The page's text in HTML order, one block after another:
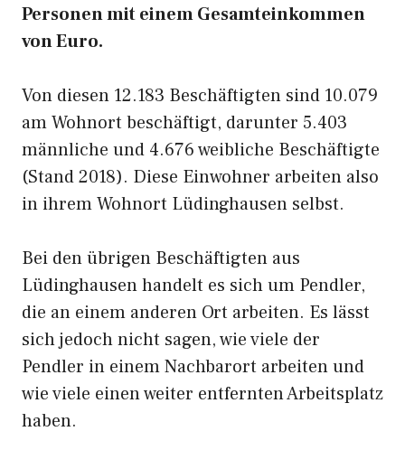
Personen mit einem Gesamteinkommen
von Euro.
Von diesen 12.183 Beschäftigten sind 10.079
am Wohnort beschäftigt, darunter 5.403
männliche und 4.676 weibliche Beschäftigte
(Stand 2018). Diese Einwohner arbeiten also
in ihrem Wohnort Lüdinghausen selbst.
Bei den übrigen Beschäftigten aus
Lüdinghausen handelt es sich um Pendler,
die an einem anderen Ort arbeiten. Es lässt
sich jedoch nicht sagen, wie viele der
Pendler in einem Nachbarort arbeiten und
wie viele einen weiter entfernten Arbeitsplatz
haben.